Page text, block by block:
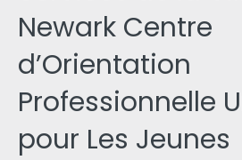
Newark Centre
d’Orientation
Professionnelle
pour Les Jeunes